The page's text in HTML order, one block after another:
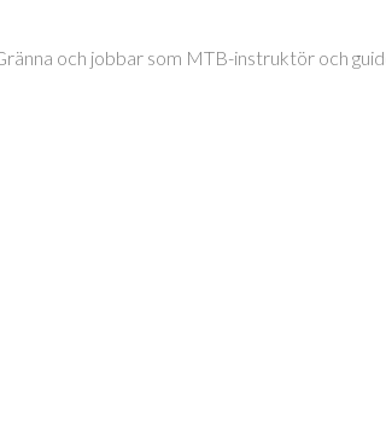
och jobbar som MTB-instruktör och